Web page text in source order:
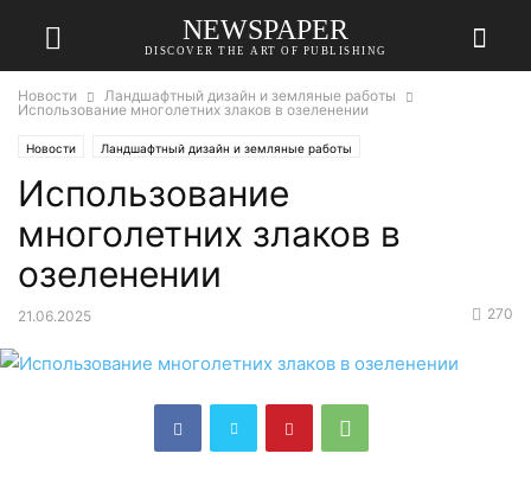
NEWSPAPER
DISCOVER THE ART OF PUBLISHING
Новости
Ландшафтный дизайн и земляные работы
Использование многолетних злаков в озеленении
Новости Ландшафтный дизайн и земляные работы
Использование
многолетних злаков в
озеленении
21.06.2025 270